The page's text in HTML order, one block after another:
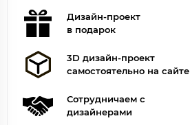
Дизайн-проект
в подарок
3D дизайн-проект
самостоятельно на сайте
Сотрудничаем с
дизайнерами